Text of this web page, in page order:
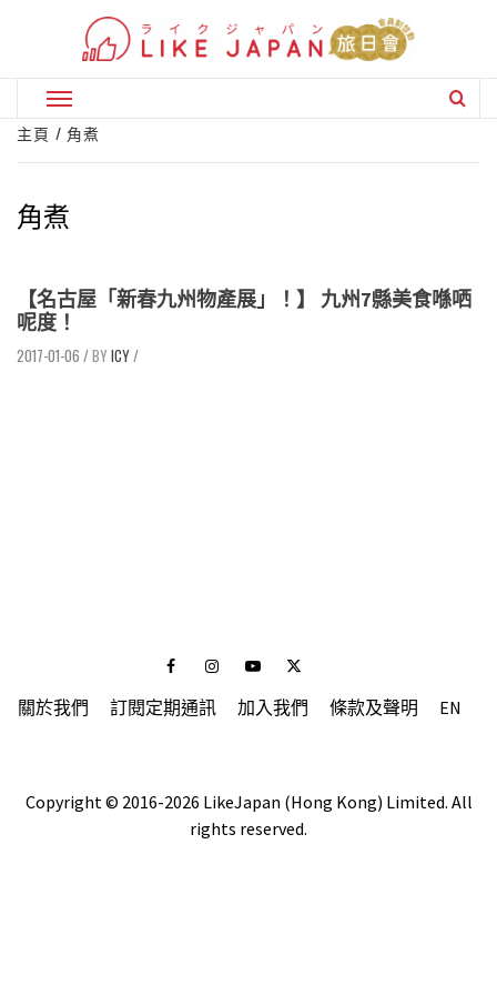
Primary
Menu
主頁 角煮
角煮
【名古屋「新春九州物產展」！】 九州7縣美食喺哂
呢度！
2017-01-06 / ICY/
FacebookInstagramYoutubeTwitter
關於我們 訂閱定期通訊 加入我們 條款及聲明 EN
Copyright © 2016-2026 LikeJapan (Hong Kong) Limited. All
rights reserved.